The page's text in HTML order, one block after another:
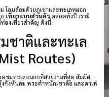
โอบล้อมด้วยภูเขาและทะเลหมอก
เที่ยวแบบส่วนตัวตลอดทั้งปี เรามี
องเที่ยวสำคัญ ดังนี้:
ชาติและทะเล
Routes)
ดชมทะเลหมอกที่สวยงามที่สุด สัมผัส
กังหันลม พระตำหนักเขาค้อ และคาเฟ่